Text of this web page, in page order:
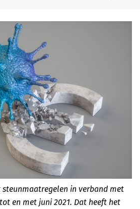
in verband met
en met juni 2021. Dat heeft het